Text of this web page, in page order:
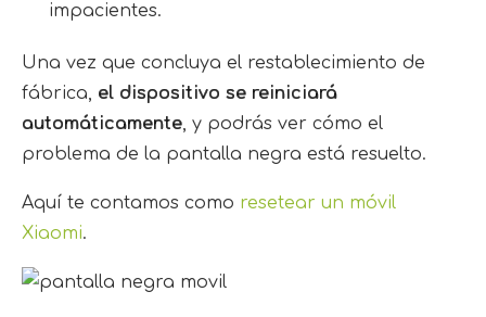
impacientes.
Una vez que concluya el restablecimiento de
fábrica, el dispositivo se reiniciará
automáticamente, y podrás ver cómo el
problema de la pantalla negra está resuelto.
Aquí te contamos como resetear un móvil
Xiaomi.